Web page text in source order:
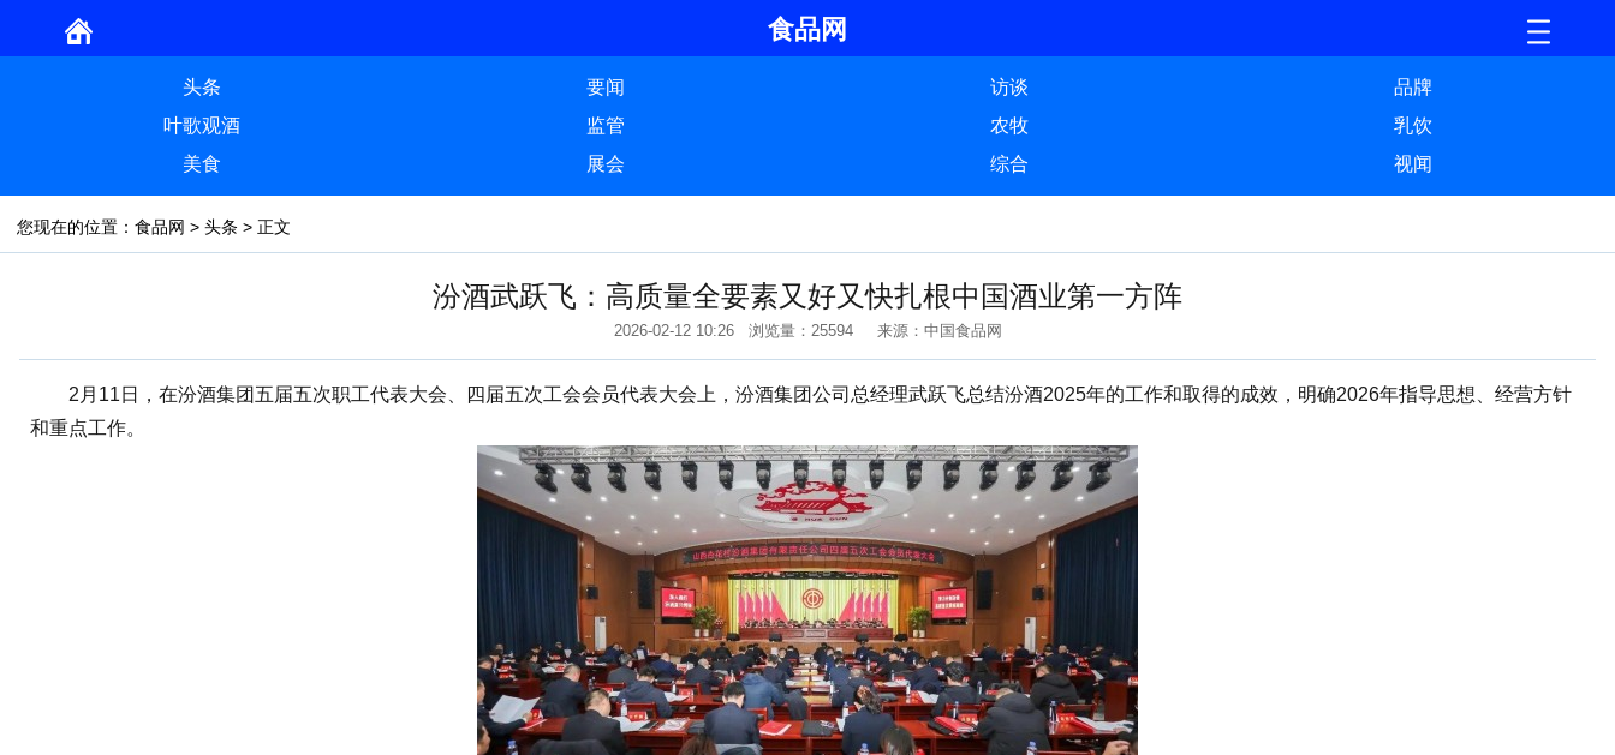
食品网
头条 要闻 访谈
品牌
叶歌观酒
监管 农牧
乳饮
美食
展会 综合 视闻
您现在的位置： 食品网 > 头条 > 正文
汾酒武跃飞：高质量全要素又好又快扎根中国酒业第一方阵
2026-02-12 10:26 浏览量：25594 来源：中国食品网
2月11日，在汾酒集团五届五次职工代表大会、四届五次工会会员代表大会上，汾酒集团公司总经理武跃飞总结汾酒2025年的工作和取得的成效，明确2026年指导思想、经营方针
和重点工作。